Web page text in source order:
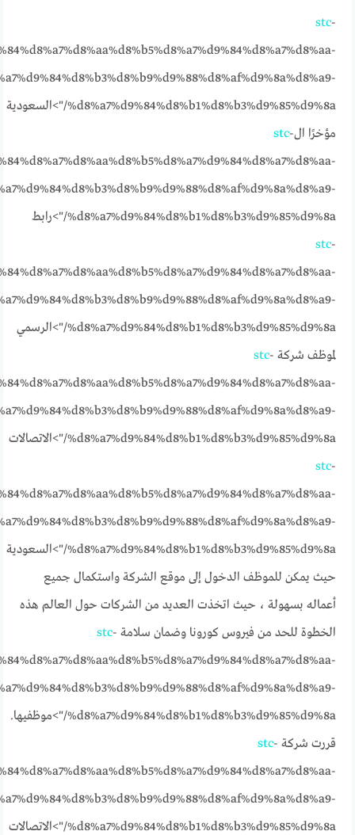
stc-
%d8%a7%d9%84%d8%b1%d8%b3%d9%85%d9%8a/">السعودية
مؤخرًا ال stc-
%d8%a7%d9%84%d8%b1%d8%b3%d9%85%d9%8a/">رابط
stc-
%d8%a7%d9%84%d8%b1%d8%b3%d9%85%d9%8a/">الرسمي
لموظف شركة stc-
%d8%a7%d9%84%d8%b1%d8%b3%d9%85%d9%8a/">الاتصالات
stc-
%d8%a7%d9%84%d8%b1%d8%b3%d9%85%d9%8a/">السعودية
حيث يمكن للموظف الدخول إلى موقع الشركة واستكمال جميع
أعماله بسهولة ، حيث اتخذت العديد من الشركات حول العالم هذه
الخطوة للحد من فيروس كورونا وضمان سلامة stc-
%d8%a7%d9%84%d8%b1%d8%b3%d9%85%d9%8a/">موظفيها.
قررت شركة stc-
%d8%a7%d9%84%d8%b1%d8%b3%d9%85%d9%8a/">الاتصالات